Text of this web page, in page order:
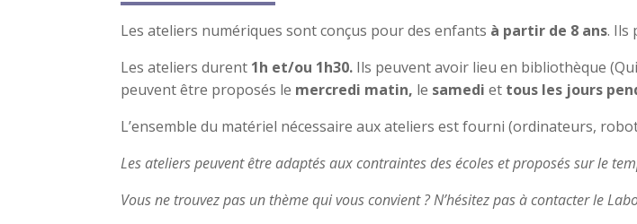
Les ateliers numériques sont conçus pour des enfants à partir de 8 ans. Ils
Les ateliers durent 1h et/ou 1h30. Ils peuvent avoir lieu en bibliothèque
peuvent être proposés le mercredi matin, le samediet tous les jours
L’ensemble du matériel nécessaire aux ateliers est fourni (ordinateurs,
Les ateliers peuvent être adaptés aux contraintes des écoles et proposés sur le
Vous ne trouvez pas un thème qui vous convient ? N’hésitez pas à contacter le